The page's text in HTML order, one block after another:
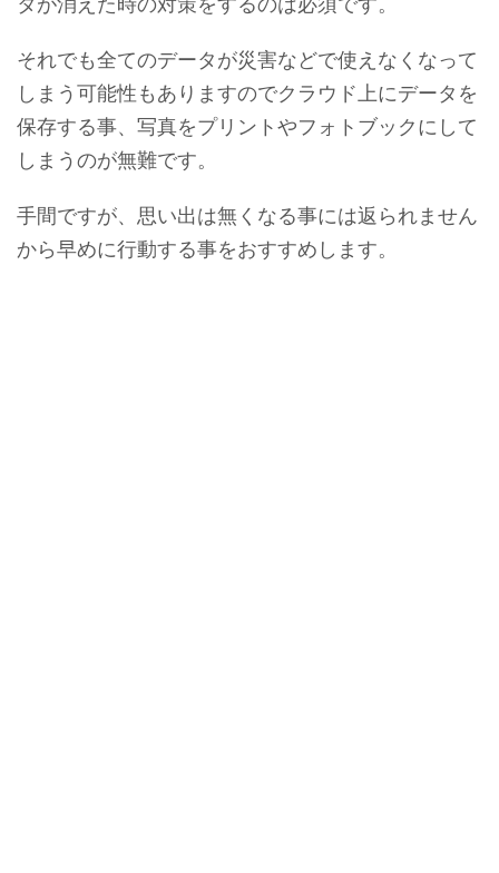
それでも全てのデータが災害などで使えなくなって
しまう可能性もありますのでクラウド上にデータを
保存する事、写真をプリントやフォトブックにして
しまうのが無難です。
手間ですが、思い出は無くなる事には返られません
から早めに行動する事をおすすめします。